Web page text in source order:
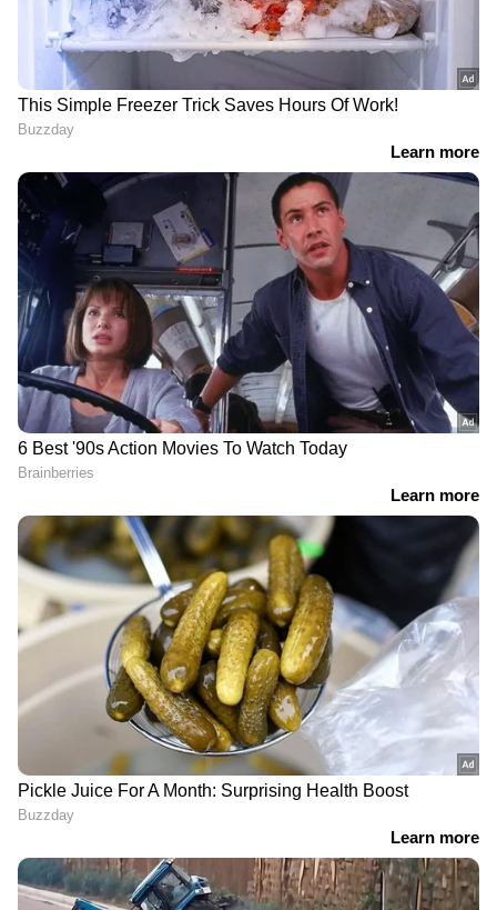
കേരളത്തിലെ എല്ലാ Local News
എപ്പോഴും ഏഷ്യാനെറ്റ് ന്യൂസ് വാർത്തകൾ.
Malayalam Newsഅപ്‌ഡേറ്റുകളും
ആഴത്തിലുള്ള വിശകലനവും സമഗ്രമായ
റിപ്പോർട്ടിംഗും — എല്ലാം ഒരൊറ്റ സ്ഥലത്ത്.
ഏത് സമയത്തും, എവിടെയും
വിശ്വസനീയമായ വാർത്തകൾ ലഭിക്കാൻ
Asianet News Malayalam
RECOMMENDED STORIES